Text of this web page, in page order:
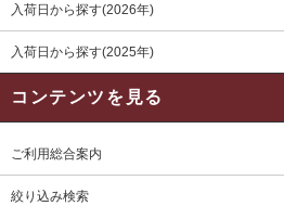
入荷日から探す(2026年)
入荷日から探す(2025年)
コンテンツを見る
ご利用総合案内
絞り込み検索